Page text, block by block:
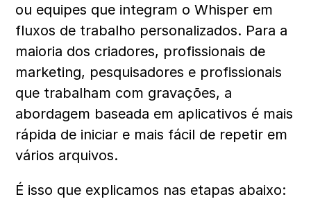
ou equipes que integram o Whisper em
fluxos de trabalho personalizados. Para a
maioria dos criadores, profissionais de
marketing, pesquisadores e profissionais
que trabalham com gravações, a
abordagem baseada em aplicativos é mais
rápida de iniciar e mais fácil de repetir em
vários arquivos.
É isso que explicamos nas etapas abaixo: